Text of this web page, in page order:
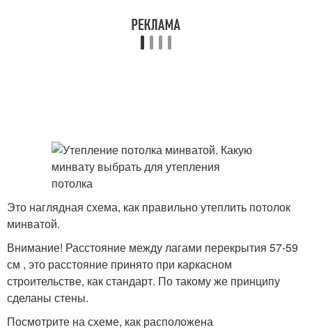
Это наглядная схема, как правильно утеплить потолок
минватой.
Внимание! Расстояние между лагами перекрытия 57-59
см , это расстояние принято при каркасном
строительстве, как стандарт. По такому же принципу
сделаны стены.
Посмотрите на схеме, как расположена